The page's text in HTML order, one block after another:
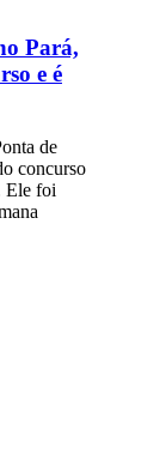
Pará,
e é
de
concurso
Ele foi